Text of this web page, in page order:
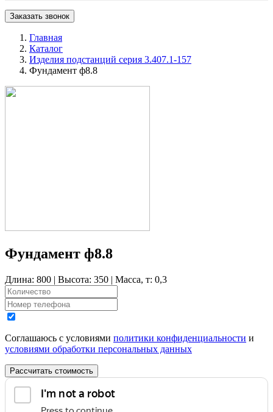
Заказать звонок
Главная
Каталог
Изделия подстанций серия 3.407.1-157
Фундамент ф8.8
Фундамент ф8.8
Длина: 800 | Высота: 350 | Масса, т: 0,3
Соглашаюсь с условиями политики конфиденциальности и
условиями обработки персональных данных
Рассчитать стоимость